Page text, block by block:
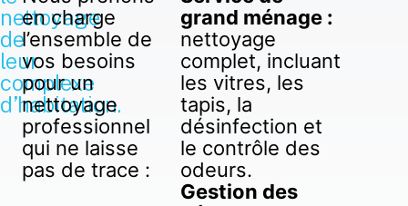
nettoyage
de
leur
complexe
d’habitation.
en charge
l’ensemble de
vos besoins
pour un
nettoyage
professionnel
qui ne laisse
pas de trace :
grand ménage :
nettoyage
complet, incluant
les vitres, les
tapis, la
désinfection et
le contrôle des
odeurs.
Gestion des